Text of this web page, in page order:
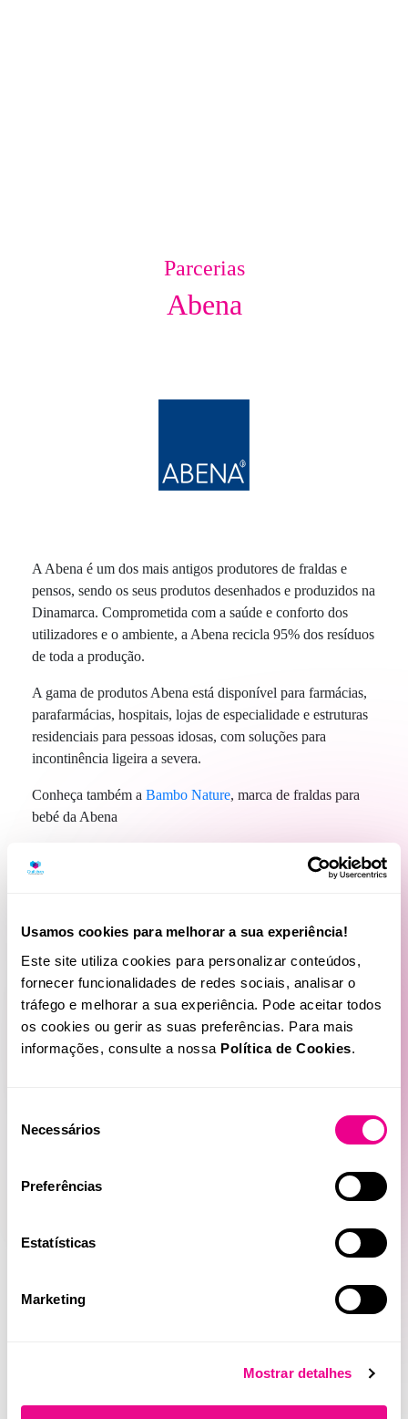
Usamos cookies para melhorar a sua experiência!
Este site utiliza cookies para personalizar conteúdos,
fornecer funcionalidades de redes sociais, analisar o
tráfego e melhorar a sua experiência. Pode aceitar todos
os cookies ou gerir as suas preferências. Para mais
informações, consulte a nossa Política de Cookies.
Necessários
Preferências
Estatísticas
Marketing
Mostrar detalhes
Parcerias
Abena
A Abena é um dos mais antigos produtores de fraldas e
pensos, sendo os seus produtos desenhados e produzidos na
Dinamarca. Comprometida com a saúde e conforto dos
utilizadores e o ambiente, a Abena recicla 95% dos resíduos
de toda a produção.
A gama de produtos Abena está disponível para farmácias,
parafarmácias, hospitais, lojas de especialidade e estruturas
residenciais para pessoas idosas, com soluções para
incontinência ligeira a severa.
Conheça também a Bambo Nature, marca de fraldas para
bebé da Abena
Conheça as nossas soluções para a Incontinência
Produtos Relacionados